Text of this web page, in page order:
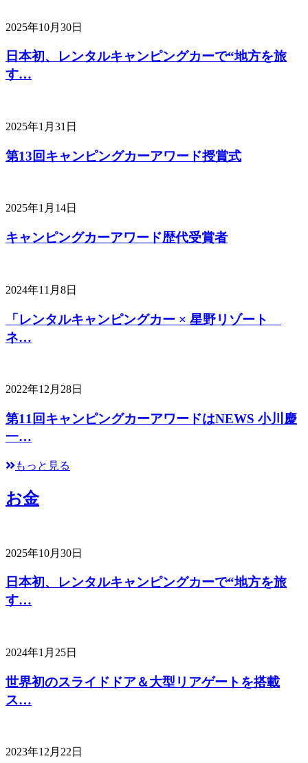
2025年10月30日
日本初、レンタルキャンピングカーで“地方を旅
す…
2025年1月31日
第13回キャンピングカーアワード授賞式
2025年1月14日
キャンピングカーアワード歴代受賞者
2024年11月8日
「レンタルキャンピングカー × 星野リゾート
ネ…
2022年12月28日
第11回キャンピングカーアワードはNEWS 小川慶
一…
もっと見る
お金
2025年10月30日
日本初、レンタルキャンピングカーで“地方を旅
す…
2024年1月25日
世界初のスライドドア＆大型リアゲートを搭載
ス…
2023年12月22日